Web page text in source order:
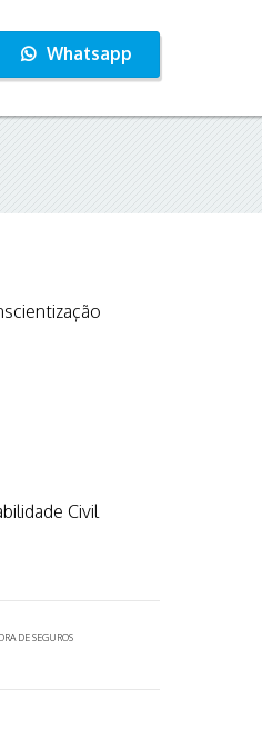
Whatsapp
Civil
DE SEGUROS